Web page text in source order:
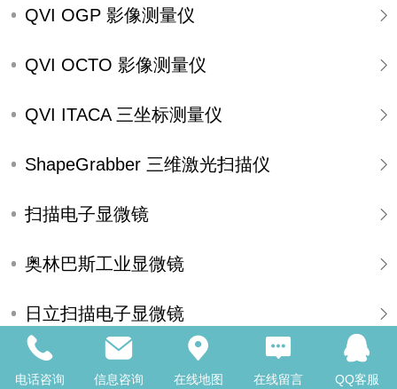
QVI OGP 影像测量仪
QVI OCTO 影像测量仪
QVI ITACA 三坐标测量仪
ShapeGrabber 三维激光扫描仪
扫描电子显微镜
奥林巴斯工业显微镜
日立扫描电子显微镜
机械加工设备
电话咨询 信息咨询 在线地图 在线留言 QQ客服